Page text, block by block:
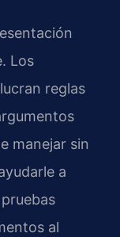
Los
reglas
manejar sin
a
al